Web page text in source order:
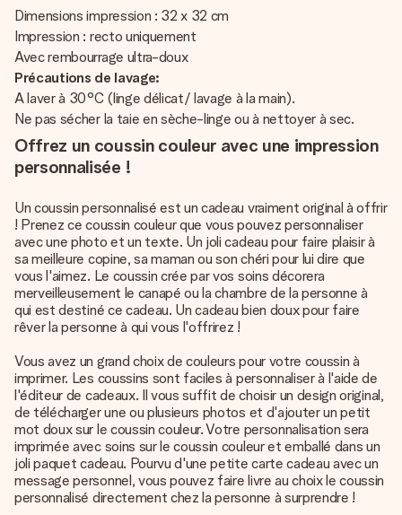
Dimensions impression : 32 x 32 cm
Impression : recto uniquement
Avec rembourrage ultra-doux
Précautions de lavage:
A laver à 30°C (linge délicat/ lavage à la main).
Ne pas sécher la taie en sèche-linge ou à nettoyer à sec.
Offrez un coussin couleur avec une impression
personnalisée !
Un coussin personnalisé est un cadeau vraiment original à offrir
! Prenez ce coussin couleur que vous pouvez personnaliser
avec une photo et un texte. Un joli cadeau pour faire plaisir à
sa meilleure copine, sa maman ou son chéri pour lui dire que
vous l'aimez. Le coussin crée par vos soins décorera
merveilleusement le canapé ou la chambre de la personne à
qui est destiné ce cadeau. Un cadeau bien doux pour faire
rêver la personne à qui vous l'offrirez !
Vous avez un grand choix de couleurs pour votre coussin à
imprimer. Les coussins sont faciles à personnaliser à l'aide de
l'éditeur de cadeaux. Il vous suffit de choisir un design original,
de télécharger une ou plusieurs photos et d'ajouter un petit
mot doux sur le coussin couleur. Votre personnalisation sera
imprimée avec soins sur le coussin couleur et emballé dans un
joli paquet cadeau. Pourvu d'une petite carte cadeau avec un
message personnel, vous pouvez faire livre au choix le coussin
personnalisé directement chez la personne à surprendre !